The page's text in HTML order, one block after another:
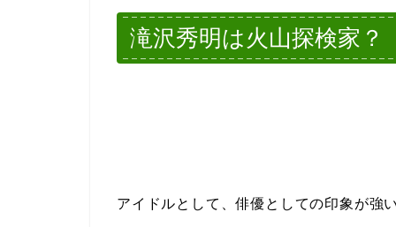
滝沢秀明は火山探検家？
アイドルとして、俳優としての印象が強